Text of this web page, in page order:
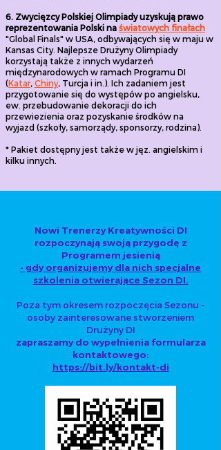
6. Zwycięzcy Polskiej Olimpiady uzyskują prawo
reprezentowania Polski na światowych finałach
"Global Finals" w USA, odbywających się w maju w
Kansas City. Najlepsze Drużyny Olimpiady
korzystają także z innych wydarzeń
międzynarodowych w ramach Programu DI
(Katar, Chiny, Turcja i in.). Ich zadaniem jest
przygotowanie się do występów po angielsku,
ew. przebudowanie dekoracji do ich
przewiezienia oraz pozyskanie środków na
wyjazd (szkoły, samorządy, sponsorzy, rodzina).
* Pakiet dostępny jest także w jęz. angielskim i
kilku innych.
Nowi Trenerzy Kreatywności DI
rozpoczynają swoją przygodę z
Programem jesienią
- gdy organizujemy dla nich specjalne
szkolenia otwierające Sezon DI.
Poza tym okresem rozpoczęcia Sezonu -
osoby zainteresowane stworzeniem
Drużyny DI
zapraszamy do wypełnienia formularza
kontaktowego:
https://bit.ly/kontakt-di